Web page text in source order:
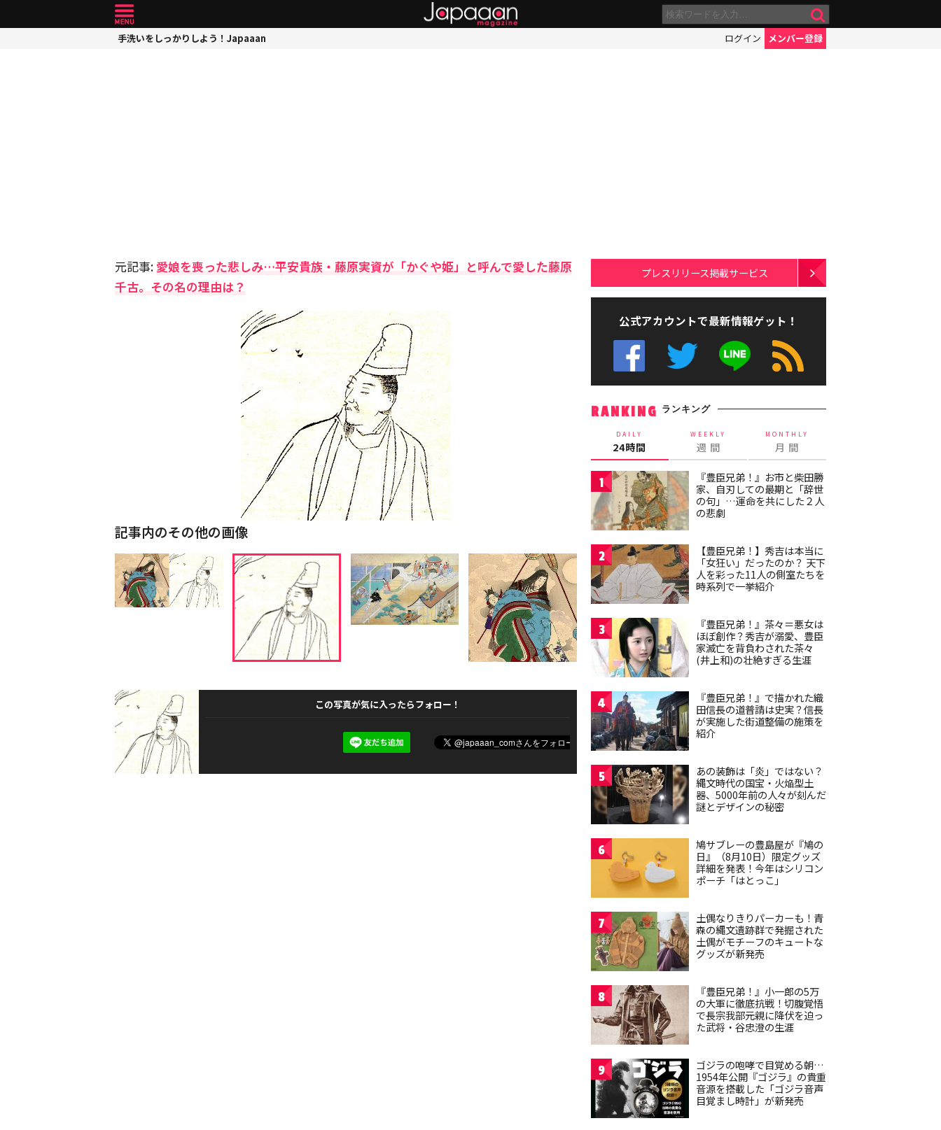
手洗いをしっかりしよう！Japaaan ログイン メンバー登録
元記事: 愛娘を喪った悲しみ…平安貴族・藤原実資が「かぐや姫」と呼んで愛した藤原
千古。その名の理由は？
記事内のその他の画像
この写真が気に入ったらフォロー！
プレスリリース掲載サービス
公式アカウントで最新情報ゲット！
RANKING ランキング
DAILY
24時間
WEEKLY
週 間
MONTHLY
月 間
1
『豊臣兄弟！』お市と柴田勝
家、自刃しての最期と「辞世
の句」…運命を共にした２人
の悲劇
2
【豊臣兄弟！】秀吉は本当に
「女狂い」だったのか？ 天下
人を彩った11人の側室たちを
時系列で一挙紹介
3
『豊臣兄弟！』茶々＝悪女は
ほぼ創作？秀吉が溺愛、豊臣
家滅亡を背負わされた茶々
(井上和)の壮絶すぎる生涯
4
『豊臣兄弟！』で描かれた織
田信長の道普請は史実？信長
が実施した街道整備の施策を
紹介
5
あの装飾は「炎」ではない？
縄文時代の国宝・火焔型土
器、5000年前の人々が刻んだ
謎とデザインの秘密
6
鳩サブレーの豊島屋が『鳩の
日』（8月10日）限定グッズ
詳細を発表！今年はシリコン
ポーチ「はとっこ」
7
土偶なりきりパーカーも！青
森の縄文遺跡群で発掘された
土偶がモチーフのキュートな
グッズが新発売
8
『豊臣兄弟！』小一郎の5万
の大軍に徹底抗戦！切腹覚悟
で長宗我部元親に降伏を迫っ
た武将・谷忠澄の生涯
9
ゴジラの咆哮で目覚める朝…
1954年公開『ゴジラ』の貴重
音源を搭載した「ゴジラ音声
目覚まし時計」が新発売